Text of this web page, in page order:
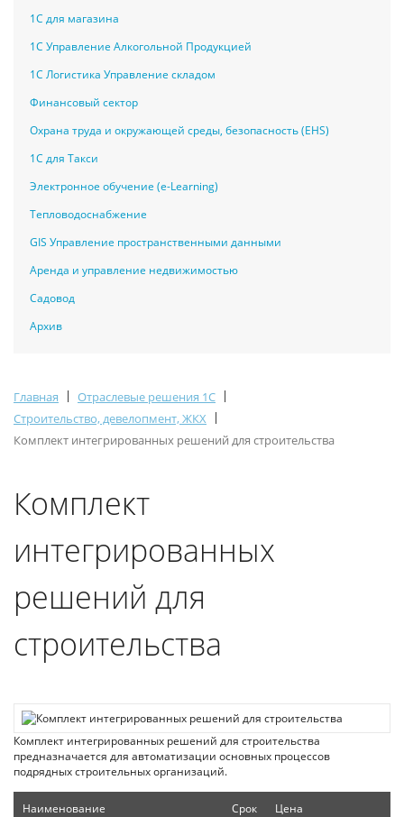
1С для магазина
1С Управление Алкогольной Продукцией
1С Логистика Управление складом
Финансовый сектор
Охрана труда и окружающей среды, безопасность (EHS)
1С для Такси
Электронное обучение (e-Learning)
Тепловодоснабжение
GIS Управление пространственными данными
Аренда и управление недвижимостью
Садовод
Архив
Главная | Отраслевые решения 1С |
Строительство, девелопмент, ЖКХ |
Комплект интегрированных решений для строительства
Комплект
интегрированных
решений для
строительства
Комплект интегрированных решений для строительства
предназначается для автоматизации основных процессов
подрядных строительных организаций.
Наименование Срок Цена